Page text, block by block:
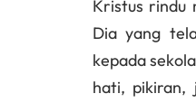
Kristus rindu
Dia yang
kepada
hati, pikiran,